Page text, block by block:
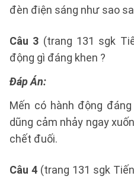
đèn điện sáng như sao
Câu 3 (trang 131 sgk
động gì đáng khen ?
Đáp Án:
Mến có hành động
dũng cảm nhảy ngay
chết đuối.
Câu 4(trang 131 sgk